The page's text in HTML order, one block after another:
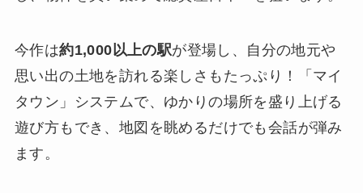
今作は約1,000以上の駅が登場し、自分の地元や
思い出の土地を訪れる楽しさもたっぷり！「マイ
タウン」システムで、ゆかりの場所を盛り上げる
遊び方もでき、地図を眺めるだけでも会話が弾み
ます。